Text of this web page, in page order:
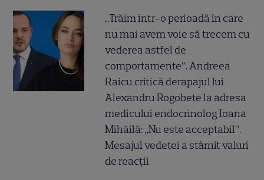
„Trăim într-o perioadă în care
nu mai avem voie să trecem cu
vederea astfel de
comportamente”. Andreea
Raicu critică derapajul lui
Alexandru Rogobete la adresa
medicului endocrinolog Ioana
Mihăilă: „Nu este acceptabil”.
Mesajul vedetei a stârnit valuri
de reacții